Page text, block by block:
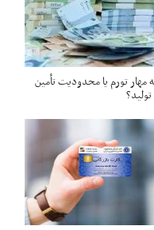
مهار تورم یا محدودیت تأمین